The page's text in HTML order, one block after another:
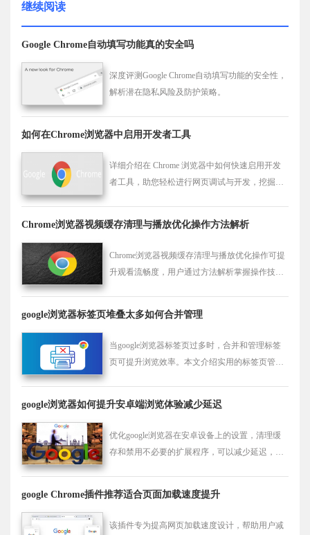
继续阅读
Google Chrome自动填写功能真的安全吗
深度评测Google Chrome自动填写功能的安全性，
解析潜在隐私风险及防护策略。
如何在Chrome浏览器中启用开发者工具
详细介绍在 Chrome 浏览器中如何快速启用开发
者工具，助您轻松进行网页调试与开发，挖掘浏
Chrome浏览器视频缓存清理与播放优化操作方法解析
Chrome浏览器视频缓存清理与播放优化操作可提
升观看流畅度，用户通过方法解析掌握操作技
google浏览器标签页堆叠太多如何合并管理
当google浏览器标签页过多时，合并和管理标签
页可提升浏览效率。本文介绍实用的标签页管理
google浏览器如何提升安卓端浏览体验减少延迟
优化google浏览器在安卓设备上的设置，清理缓
存和禁用不必要的扩展程序，可以减少延迟，提
google Chrome插件推荐适合页面加载速度提升
该插件专为提高网页加载速度设计，帮助用户减